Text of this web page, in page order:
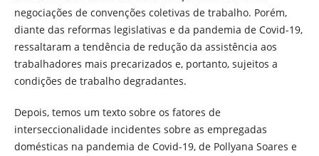
negociações de convenções coletivas de trabalho. Porém,
diante das reformas legislativas e da pandemia de Covid-19,
ressaltaram a tendência de redução da assistência aos
trabalhadores mais precarizados e, portanto, sujeitos a
condições de trabalho degradantes.
Depois, temos um texto sobre os fatores de
interseccionalidade incidentes sobre as empregadas
domésticas na pandemia de Covid-19, de Pollyana Soares e